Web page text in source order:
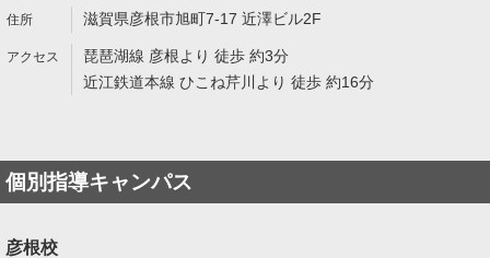
滋賀県彦根市旭町7-17 近澤ビル2F
琵琶湖線 彦根より 徒歩 約3分
近江鉄道本線 ひこね芹川より 徒歩 約16分
個別指導キャンパス
彦根校